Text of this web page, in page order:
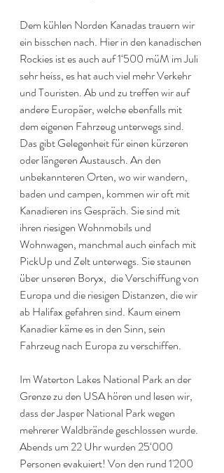
Dem kühlen Norden Kanadas trauern wir
ein bisschen nach. Hier in den kanadischen
Rockies ist es auch auf 1‘500 müM im Juli
sehr heiss, es hat auch viel mehr Verkehr
und Touristen. Ab und zu treffen wir auf
andere Europäer, welche ebenfalls mit
dem eigenen Fahrzeug unterwegs sind.
Das gibt Gelegenheit für einen kürzeren
oder längeren Austausch. An den
unbekannteren Orten, wo wir wandern,
baden und campen, kommen wir oft mit
Kanadieren ins Gespräch. Sie sind mit
ihren riesigen Wohnmobils und
Wohnwagen, manchmal auch einfach mit
PickUp und Zelt unterwegs. Sie staunen
über unseren Boryx,  die Verschiffung von
Europa und die riesigen Distanzen, die wir
ab Halifax gefahren sind. Kaum einem
Kanadier käme es in den Sinn, sein
Fahrzeug nach Europa zu verschiffen.
Im Waterton Lakes National Park an der
Grenze zu den USA hören und lesen wir,
dass der Jasper National Park wegen
mehrerer Waldbrände geschlossen wurde.
Abends um 22 Uhr wurden 25‘000
Personen evakuiert! Von den rund 1'200